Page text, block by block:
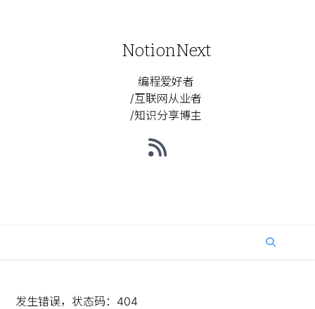
NotionNext
编程爱好者
/互联网从业者
/知识分享博主
发生错误，状态码： 404